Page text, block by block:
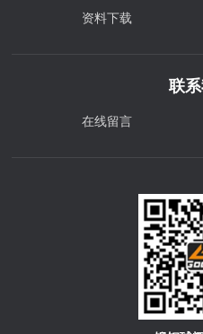
资料下载
联
在线留言